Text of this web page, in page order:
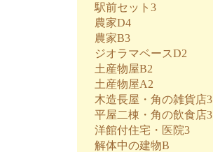
駅前セット3
農家D4
農家B3
ジオラマベースD2
土産物屋B2
土産物屋A2
木造長屋・角の雑貨店3
平屋二棟・角の飲食店3
洋館付住宅・医院3
解体中の建物B